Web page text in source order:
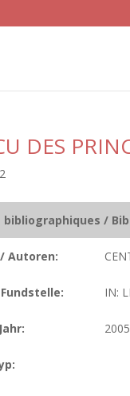
DES
bibliographiques /
Autoren:
IN:
2005